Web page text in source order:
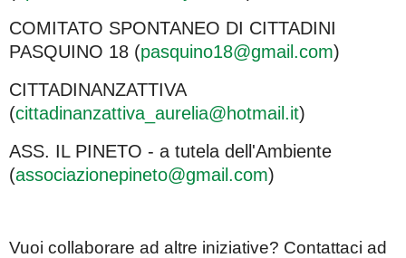
COMITATO SPONTANEO DI CITTADINI
PASQUINO 18 (pasquino18@gmail.com)
CITTADINANZATTIVA
(cittadinanzattiva_aurelia@hotmail.it)
ASS. IL PINETO - a tutela dell'Ambiente
(associazionepineto@gmail.com)
Vuoi collaborare ad altre iniziative? Contattaci ad